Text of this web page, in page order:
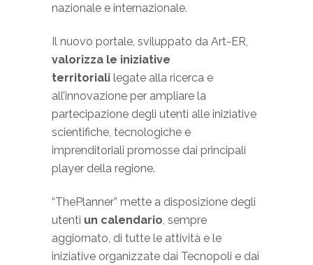
nazionale e internazionale.
Il nuovo portale, sviluppato da Art-ER,
valorizza le iniziative
territoriali legate alla ricerca e
all’innovazione per ampliare la
partecipazione degli utenti alle iniziative
scientifiche, tecnologiche e
imprenditoriali promosse dai principali
player della regione.
“ThePlanner” mette a disposizione degli
utenti un calendario , sempre
aggiornato, di tutte le attività e le
iniziative organizzate dai Tecnopoli e dai